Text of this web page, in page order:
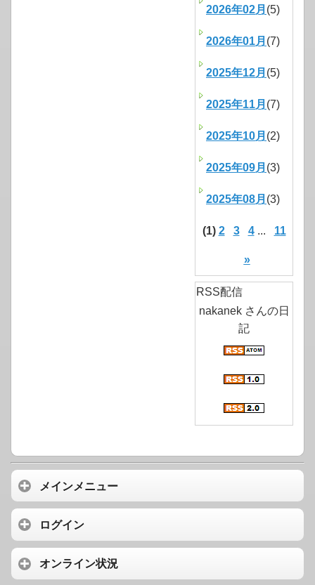
2026年02月 (5)
2026年01月 (7)
2025年12月 (5)
2025年11月 (7)
2025年10月 (2)
2025年09月 (3)
2025年08月 (3)
(1) 2 3 4... 11
»
RSS配信
nakanek さんの日
記
メインメニュー
ログイン
オンライン状況